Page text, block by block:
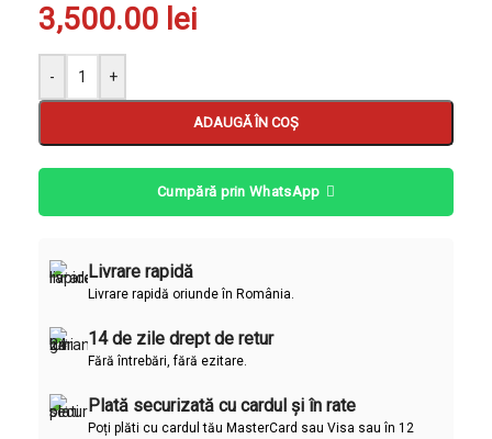
3,500.00 lei
- +
ADAUGĂ ÎN COȘ
Cumpără prin WhatsApp
Livrare rapidă
Livrare rapidă oriunde în România.
14 de zile drept de retur
Fără întrebări, fără ezitare.
Plată securizată cu cardul și în rate
Poți plăti cu cardul tău MasterCard sau Visa sau în 12